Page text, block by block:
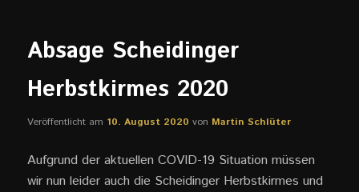
Absage Scheidinger
Herbstkirmes 2020
Veröffentlicht am 10. August 2020 von Martin Schlüter
Aufgrund der aktuellen COVID-19 Situation müssen
wir nun leider auch die Scheidinger Herbstkirmes und